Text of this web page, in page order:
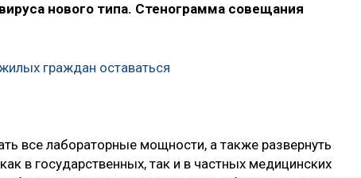
нового типа. Стенограмма совещания
граждан оставаться
все лабораторные мощности, а также развернуть
в государственных, так и в частных медицинских